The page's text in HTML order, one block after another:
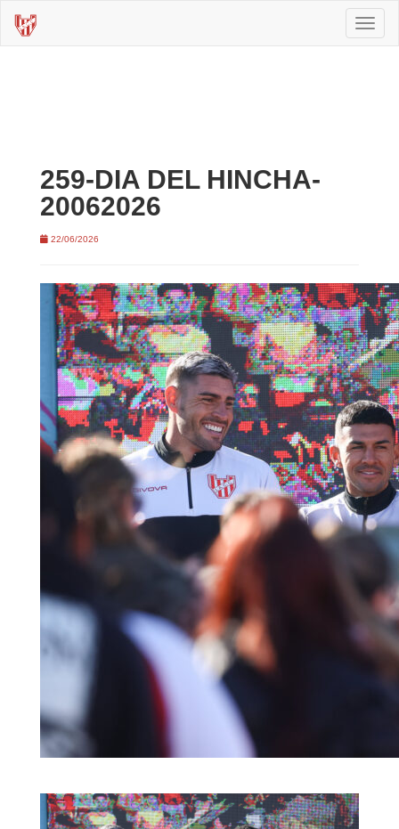
259-DIA DEL HINCHA-
20062026
22/06/2026